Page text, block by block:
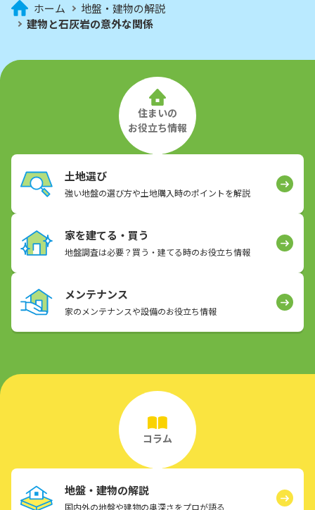
ホーム
地盤・建物の解説
建物と石灰岩の意外な関係
住まいの
お役立ち情報
土地選び
強い地盤の選び方や土地購入時のポイントを解説
家を建てる・買う
地盤調査は必要？買う・建てる時のお役立ち情報
メンテナンス
家のメンテナンスや設備のお役立ち情報
コラム
地盤・建物の解説
国内外の地盤や建物の奥深さをプロが語る